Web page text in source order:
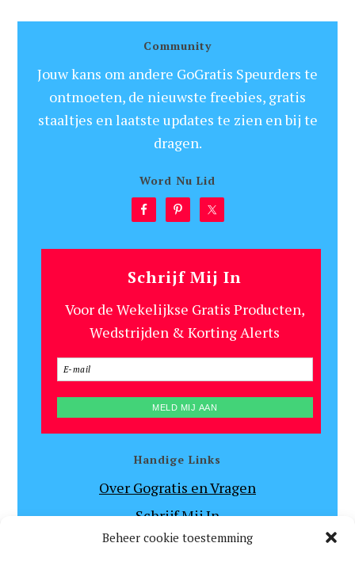
Beheer cookie toestemming
Community
Jouw kans om andere GoGratis Speurders te
ontmoeten, de nieuwste freebies, gratis
staaltjes en laatste updates te zien en bij te
dragen.
Word Nu Lid
Schrijf Mij In
Voor de Wekelijkse Gratis Producten,
Wedstrijden & Korting Alerts
Handige Links
Over Gogratis en Vragen
Schrijf Mij In
Algemene Voorwaarden en Disclaimer